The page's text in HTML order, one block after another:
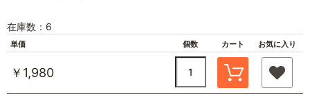
在庫数：6
単価 個数 カート お気に入り
￥1,980